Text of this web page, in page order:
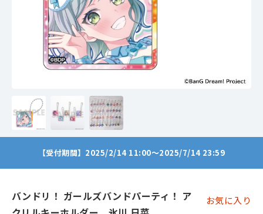
【受付期間】2025/2/14 11:00～2025/7/14 23:59
バンドリ！ ガールズバンドパーティ！ ア
お気に入り